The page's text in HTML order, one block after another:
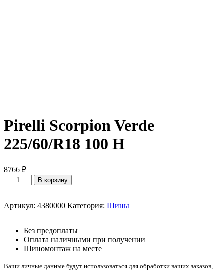
Pirelli Scorpion Verde
225/60/R18 100 H
8766 ₽
Количество
товара
Scorpion
В корзину
Артикул: 4380000 Категория: Шины
Без предоплаты
Оплата наличными при получении
Шиномонтаж на месте
Ваши личные данные будут использоваться для обработки ваших заказов,